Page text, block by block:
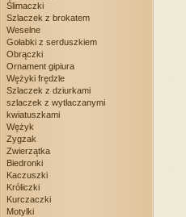
Ślimaczki
Szlaczek z brokatem
Weselne
Gołabki z serduszkiem
Obrączki
Ornament gipiura
Wężyki frędzle
Szlaczek z dziurkami
szlaczek z wytłaczanymi
kwiatuszkami
Wężyk
Zygzak
Zwierzątka
Biedronki
Kaczuszki
Króliczki
Kurczaczki
Motylki